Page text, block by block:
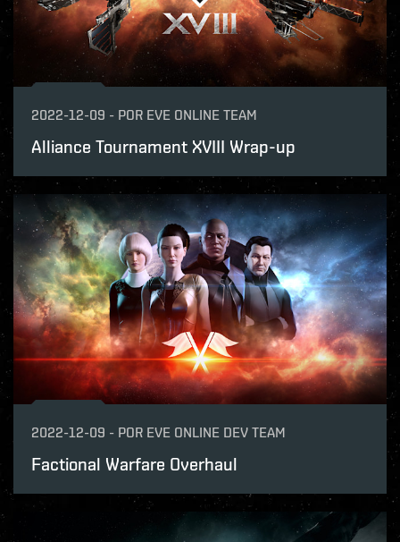
2022-12-09 - POR EVE ONLINE TEAM
Alliance Tournament XVIII Wrap-up
2022-12-09 - POR EVE ONLINE DEV TEAM
Factional Warfare Overhaul